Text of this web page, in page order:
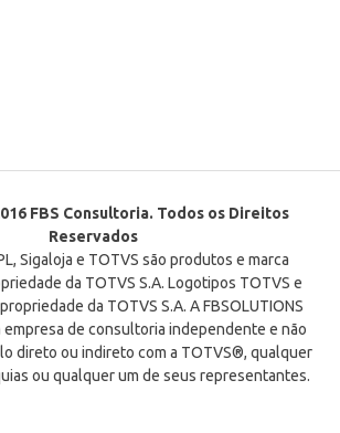
FBS Consultoria. Todos os Direitos
Reservados
Sigaloja e TOTVS são produtos e marca
da TOTVS S.A. Logotipos TOTVS e
da TOTVS S.A. A FBSOLUTIONS
de consultoria independente e não
direto ou indireto com a TOTVS®, qualquer
ou qualquer um de seus representantes.